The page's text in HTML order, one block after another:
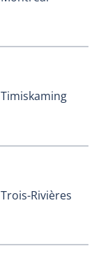
Timiskaming
Trois-Rivières